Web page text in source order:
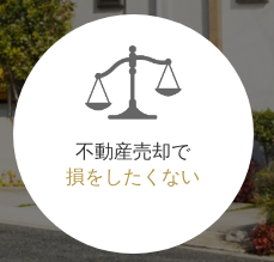
不動産売却で
損をしたくない